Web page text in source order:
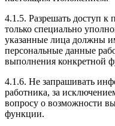
4.1.5. Разрешать доступ
только специально
указанные лица должны
персональные данные
выполнения конкретной
4.1.6. Не запрашивать
работника, за
вопросу о возможности
функции.